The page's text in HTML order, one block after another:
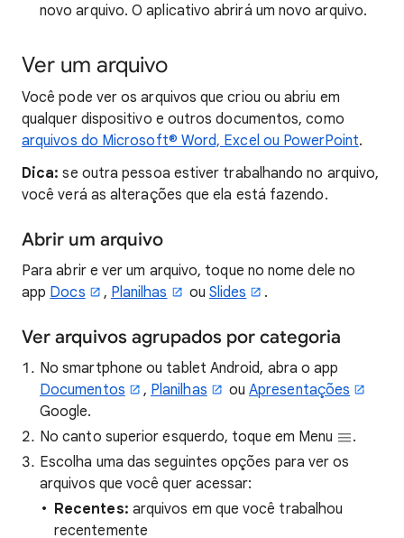
novo arquivo. O aplicativo abrirá um novo arquivo.
Ver um arquivo
Você pode ver os arquivos que criou ou abriu em
qualquer dispositivo e outros documentos, como
arquivos do Microsoft® Word, Excel ou PowerPoint.
Dica: se outra pessoa estiver trabalhando no arquivo,
você verá as alterações que ela está fazendo.
Abrir um arquivo
Para abrir e ver um arquivo, toque no nome dele no
app Docs , Planilhas ou Slides .
Ver arquivos agrupados por categoria
No smartphone ou tablet Android, abra o app
Documentos
, Planilhas ouApresentações
Google.
No canto superior esquerdo, toque em Menu
.
Escolha uma das seguintes opções para ver os
arquivos que você quer acessar:
Recentes: arquivos em que você trabalhou
recentemente